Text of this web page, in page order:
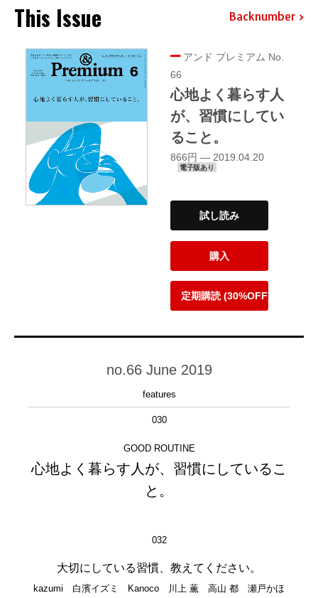
This Issue Backnumber
アンド プレミアム No.
66
心地よく暮らす人
が、習慣にしてい
ること。
866円 — 2019.04.20
電子版あり
試し読み
購入
定期購読 (30%OFF)
no.66 June 2019
features
030
GOOD ROUTINE
心地よく暮らす人が、習慣にしているこ
と。
032
大切にしている習慣、教えてください。
kazumi 白濱イズミ Kanoco 川上 薫 高山 都 瀬戸かほ